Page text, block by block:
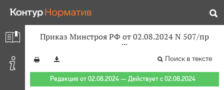
Приказ Минстроя РФ от 02.08.2024 N 507/пр
Поиск в тексте
Редакция от 02.08.2024 — Действует с 02.08.2024